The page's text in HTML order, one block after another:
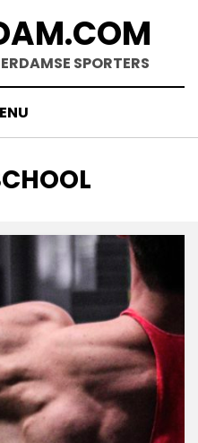
SPORTERS